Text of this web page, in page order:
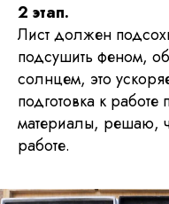
2 этап.
Лист должен
подсушить феном,
солнцем, это
подготовка к
материалы, решаю,
работе.